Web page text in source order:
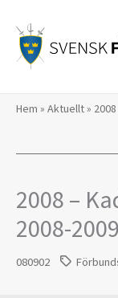
innehåll
Hem » Aktuellt»
2008 –
2008-2009
080902